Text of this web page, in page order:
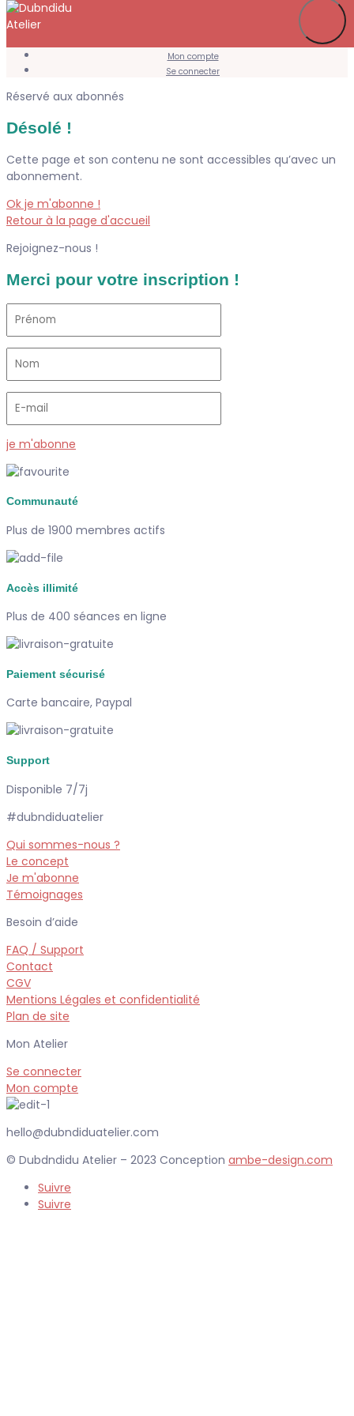
Mon compte
Se connecter
Réservé aux abonnés
Désolé !
Cette page et son contenu ne sont accessibles qu’avec un
abonnement.
Ok je m'abonne !
Retour à la page d'accueil
Rejoignez-nous !
Merci pour votre inscription !
je m'abonne
Communauté
Plus de 1900 membres actifs
Accès illimité
Plus de 400 séances en ligne
Paiement sécurisé
Carte bancaire, Paypal
Support
Disponible 7/7j
#dubndiduatelier
Qui sommes-nous ?
Le concept
Je m'abonne
Témoignages
Besoin d’aide
FAQ / Support
Contact
CGV
Mentions Légales et confidentialité
Plan de site
Mon Atelier
Se connecter
Mon compte
hello@dubndiduatelier.com
© Dubdndidu Atelier – 2023 Conception ambe-design.com
Suivre
Suivre